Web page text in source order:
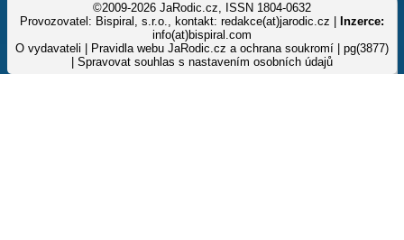
©2009-2026 JaRodic.cz, ISSN 1804-0632
Provozovatel: Bispiral, s.r.o., kontakt: redakce(at)jarodic.cz |
Inzerce:
info(at)bispiral.com
O vydavateli
Pravidla webu JaRodic.cz a ochrana soukromí | pg(3877)
Spravovat souhlas s nastavením osobních údajů